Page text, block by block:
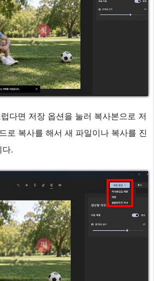
다면 저장 옵션을 눌러 복사본으로 저
로 복사를 해서 새 파일이나 복사를 진
다.